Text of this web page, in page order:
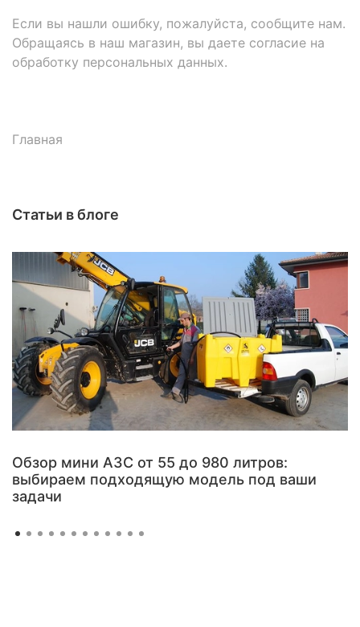
Если вы нашли ошибку, пожалуйста, сообщите нам.
Обращаясь в наш магазин, вы даете согласие на
обработку персональных данных.
Главная
Статьи в блоге
Обзор мини АЗС от 55 до 980 литров:
выбираем подходящую модель под ваши
задачи